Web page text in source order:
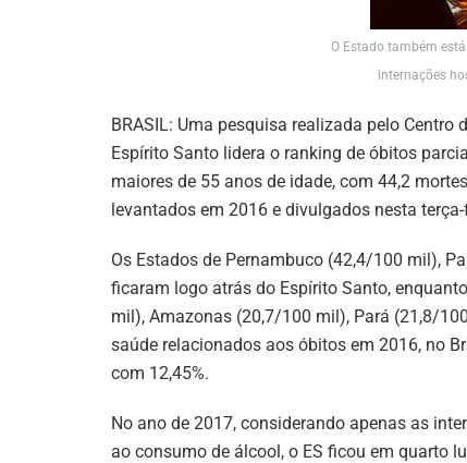
O Estado também
internações
BRASIL: Uma pesquisa realizada pelo
Espírito Santo lidera o ranking de óbitos
maiores de 55 anos de idade, com 44,2
levantados em 2016 e divulgados nesta
Os Estados de Pernambuco (42,4/100 mil),
ficaram logo atrás do Espírito Santo,
mil), Amazonas (20,7/100 mil), Pará (21,8/
saúde relacionados aos óbitos em 2016, no
com 12,45%.
No ano de 2017, considerando apenas as
ao consumo de álcool, o ES ficou em quarto